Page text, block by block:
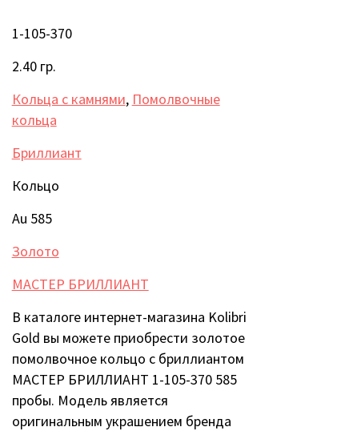
1-105-370
2.40 гр.
Кольца с камнями, Помолвочные
кольца
Бриллиант
Кольцо
Au 585
Золото
МАСТЕР БРИЛЛИАНТ
В каталоге интернет-магазина Kolibri
Gold вы можете приобрести золотое
помолвочное кольцо с бриллиантом
МАСТЕР БРИЛЛИАНТ 1-105-370 585
пробы. Модель является
оригинальным украшением бренда